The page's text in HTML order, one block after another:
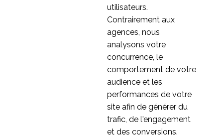
utilisateurs.
Contrairement aux
agences, nous
analysons votre
concurrence, le
comportement de votre
audience et les
performances de votre
site afin de générer du
trafic, de l'engagement
et des conversions.